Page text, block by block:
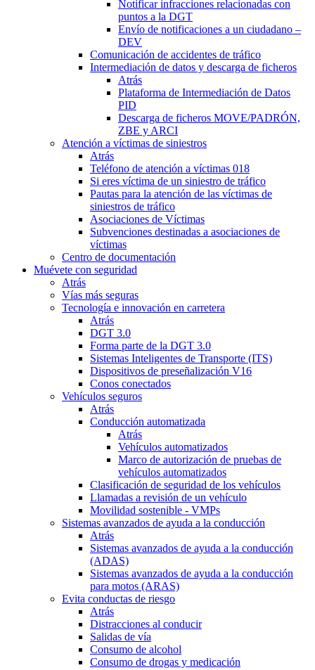
Notificar infracciones relacionadas con
puntos a la DGT
Envío de notificaciones a un ciudadano –
DEV
Comunicación de accidentes de tráfico
Intermediación de datos y descarga de ficheros
Atrás
Plataforma de Intermediación de Datos
PID
Descarga de ficheros MOVE/PADRÓN,
ZBE y ARCI
Atención a víctimas de siniestros
Atrás
Teléfono de atención a víctimas 018
Si eres víctima de un siniestro de tráfico
Pautas para la atención de las víctimas de
siniestros de tráfico
Asociaciones de Víctimas
Subvenciones destinadas a asociaciones de
víctimas
Centro de documentación
Muévete con seguridad
Atrás
Vías más seguras
Tecnología e innovación en carretera
Atrás
DGT 3.0
Forma parte de la DGT 3.0
Sistemas Inteligentes de Transporte (ITS)
Dispositivos de preseñalización V16
Conos conectados
Vehículos seguros
Atrás
Conducción automatizada
Atrás
Vehículos automatizados
Marco de autorización de pruebas de
vehículos automatizados
Clasificación de seguridad de los vehículos
Llamadas a revisión de un vehículo
Movilidad sostenible - VMPs
Sistemas avanzados de ayuda a la conducción
Atrás
Sistemas avanzados de ayuda a la conducción
(ADAS)
Sistemas avanzados de ayuda a la conducción
para motos (ARAS)
Evita conductas de riesgo
Atrás
Distracciones al conducir
Salidas de vía
Consumo de alcohol
Consumo de drogas y medicación